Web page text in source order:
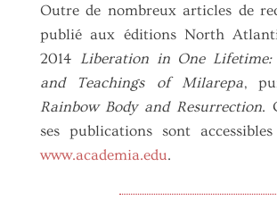
Outre de nombreux articles de
publié aux éditions North
2014
Liberation in One Lifetime:
and Teachings of Milarepa,
Rainbow Body and Resurrection.
ses publications sont
www.academia.edu.